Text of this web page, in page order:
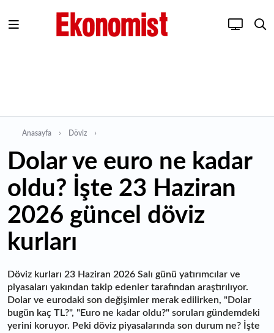
Anasayfa Döviz
Dolar ve euro ne kadar
oldu? İşte 23 Haziran
2026 güncel döviz
kurları
Döviz kurları 23 Haziran 2026 Salı günü yatırımcılar ve
piyasaları yakından takip edenler tarafından araştırılıyor.
Dolar ve eurodaki son değişimler merak edilirken, "Dolar
bugün kaç TL?", "Euro ne kadar oldu?" soruları gündemdeki
yerini koruyor. Peki döviz piyasalarında son durum ne? İşte